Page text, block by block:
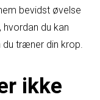
bevidst øvelse
hvordan du kan
træner din krop.
ikke